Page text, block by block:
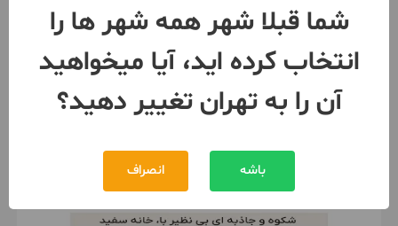
093748***03
شما قبلا شهر همه شهر ها را
انتخاب کرده اید، آیا میخواهید
آن را به تهران تغییر دهید؟
باشه انصراف